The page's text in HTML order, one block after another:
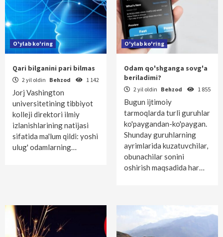
O'ylab ko'ring
Qari bilganini pari bilmas
2 yil oldin Behzod 1 142
Jorj Vashington
universitetining tibbiyot
kolleji direktori ilmiy
izlanishlarining natijasi
sifatida ma'lum qildi: yoshi
ulug' odamlarning…
O'ylab ko'ring
Odam qo'shganga sovg'a
beriladimi?
2 yil oldin Behzod 1 855
Bugun ijtimoiy
tarmoqlarda turli guruhlar
ko'paygandan-ko'paygan.
Shunday guruhlarning
ayrimlarida kuzatuvchilar,
obunachilar sonini
oshirish maqsadida har…